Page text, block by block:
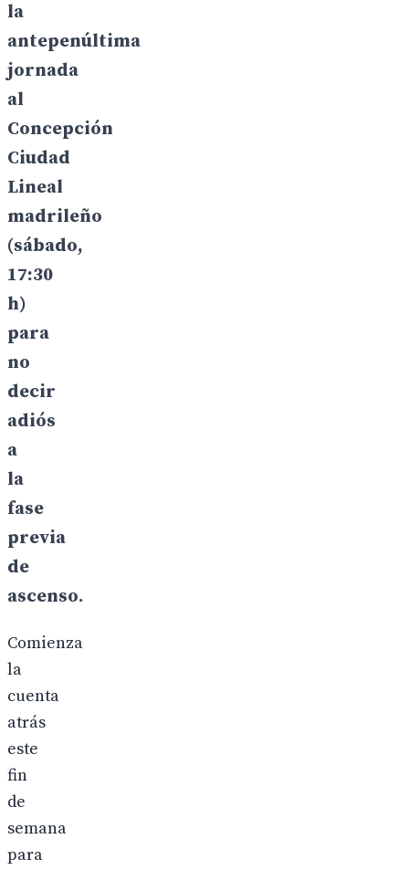
la
antepenúltima
jornada
al
Concepción
Ciudad
Lineal
madrileño
(sábado,
17:30
h)
para
no
decir
adiós
a
la
fase
previa
de
ascenso.
Comienza
la
cuenta
atrás
este
fin
de
semana
para